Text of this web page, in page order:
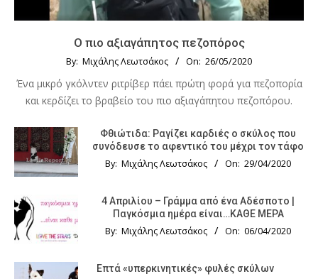
Ο πιο αξιαγάπητος πεζοπόρος
By: Μιχάλης Λεωτσάκος On: 26/05/2020
Ένα μικρό γκόλντεν ριτρίβερ πάει πρώτη φορά για πεζοπορία
και κερδίζει το βραβείο του πιο αξιαγάπητου πεζοπόρου.
Φθιώτιδα: Ραγίζει καρδιές ο σκύλος που
συνόδευσε το αφεντικό του μέχρι τον τάφο
By: Μιχάλης Λεωτσάκος On: 29/04/2020
4 Απριλίου – Γράμμα από ένα Αδέσποτο |
Παγκόσμια ημέρα είναι…ΚΑΘΕ ΜΕΡΑ
By: Μιχάλης Λεωτσάκος On: 06/04/2020
Επτά «υπερκινητικές» φυλές σκύλων